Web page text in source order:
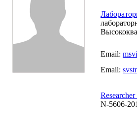
Email:
Email:
N-5606-